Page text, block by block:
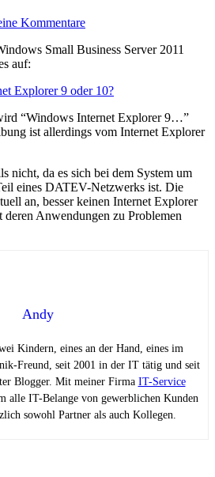
Kommentare
Small Business Server 2011
auf:
“Windows Internet Explorer 9…”
ist allerdings vom Internet Explorer
nicht, da es sich bei dem System um
eines DATEV-Netzwerks ist. Die
an, besser keinen Internet Explorer
deren Anwendungen zu Problemen
Andy
Kindern, eines an der Hand, eines im
Freund, seit 2001 in der IT tätig und seit
Blogger. Mit meiner Firma IT-Service
alle IT-Belange von gewerblichen Kunden
sowohl Partner als auch Kollegen.